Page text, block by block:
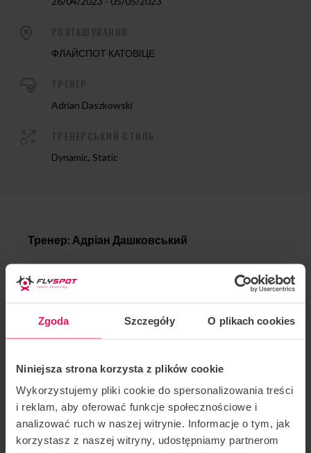
Zgoda Szczegóły O plikach cookies
Niniejsza strona korzysta z plików cookie
Wykorzystujemy pliki cookie do spersonalizowania treści
i reklam, aby oferować funkcje społecznościowe i
analizować ruch w naszej witrynie. Informacje o tym, jak
korzystasz z naszej witryny, udostępniamy partnerom
ФЛАЙСПОТ КАТОВІЦЕ
Adrian Daszkowski
Dynamic, Static
Тренер: Адріан Дашковський
Розташування: Flyspot Katowice
Тренерський стиль: всі рівні флаєрів в динаміці,
ВСЕ ВКЛЮЧЕНО
в тому числі:
– 5 годин тренувань